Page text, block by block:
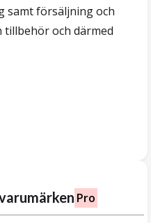
samt försäljning och
tillbehör och därmed
Pro